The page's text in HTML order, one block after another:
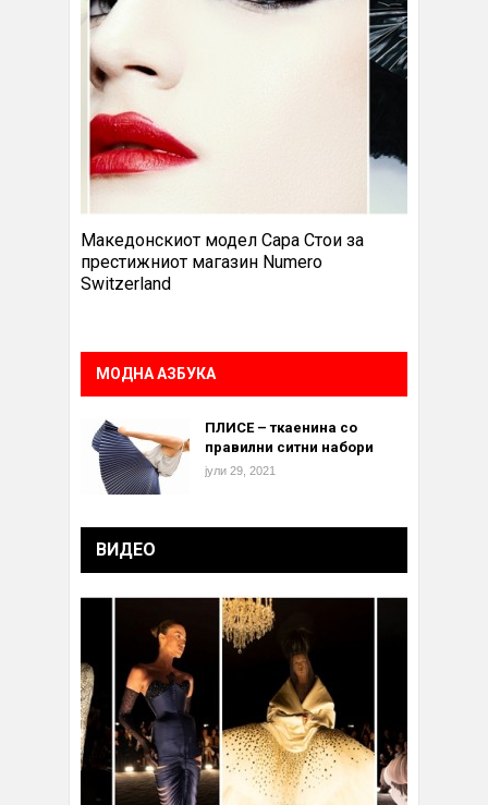
Македонскиот модел Сара Стои за
престижниот магазин Numero
Switzerland
МОДНА АЗБУКА
ПЛИСЕ – ткаенина со
правилни ситни набори
јули 29, 2021
ВИДЕО